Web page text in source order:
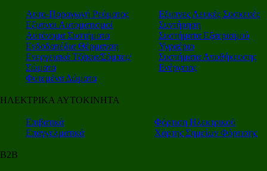
Αυτο-Παραγωγή Ρεύματος
Εξυπνοι Αυτοματισμοί
Αυτόνομα Συστήματα
Ενδοδαπέδια Θέρμανση
Ενεργειακά Τζάκια/Σόμπες/
Σώματα
Φυτεμένα Δώματα
Εξυπνες Λευκές Συσκευές
Συντήρηση
Συστήματα Εξαερισμού
Υγραέριο
Συστήματα Αποθήκευσης
Ενέργειας
ΗΛΕΚΤΡΙΚΑ ΑΥΤΟΚΙΝΗΤΑ
Επιβατικά
Επαγγελματικά
Φόρτιση Ηλεκτρικού
Χάρτης Σημείων Φόρτισης
Β2Β